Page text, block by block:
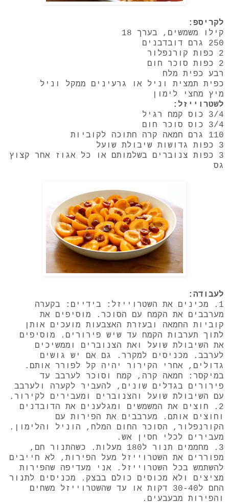
לקריספ:
קילו משמשים, בערך 18
250 גרם דובדבנים
2 כפות קורנפלור
2 כפות סוכר חום
רבע כפית מלח
כפית תמצית וניל או גרעינים ממקל וניל
מיץ מחצי לימון
לשטרוייזל:
3/4 כוס קמח רגיל
3/4 כוס סוכר חום
110 גרם חמאה קרה חתוכה לקוביות
3 כפות גדושות שיבולת שועל
3 כפות צנוברים בשלמותם או כל אגוז אחר קצוץ
גס
לעבודה:
1. מכינים את השטרוייזל: בידיים: בקערה
מערבבים את הקמח עם הסוכר. מוסיפים את
קוביות החמאה ובעזרת האצבעות מועכים אותן
לתוך תערבות הקמח עד שיש פירורים. מוסיפים
את השיבולת שועל ואת הצנוברים וממשיכים
לערבב. מכניסים למקרר. גם אם יש גושים
גדולים, אחרי הקירור יהיה קל לפורר אותם.
במיקסר: חמאה קרה, קמח וסוכר לערבב עד
פירורים בגדלים שונים, להעביר לקערה ולערבב
עם השיבולת שועל והצנוברים ומעבירים לקירור.
2. חוצים את המשמשים ומגלענים את הדובדנים
וחוצים אותם. מערבבים את הפירות עם
הקורנפלור, הסוכר החום המלח, הוניל והלימון.
מעבירים לכלי חסין אש.
3. מחממים תנור ל180 מעלות. כשהתנור חם,
מפוררים את השטרוייזל מעל הפירות, לא חייבים
להשתמש בכל השטרוייזל. אני מעדיפה שהפירות
מציצים ולא מכוסים כולם בבצק. מכניסים לתנור
החם ל30-40 דקות או עד שהשטרוייזל משחים
והפירות מבעבעים.